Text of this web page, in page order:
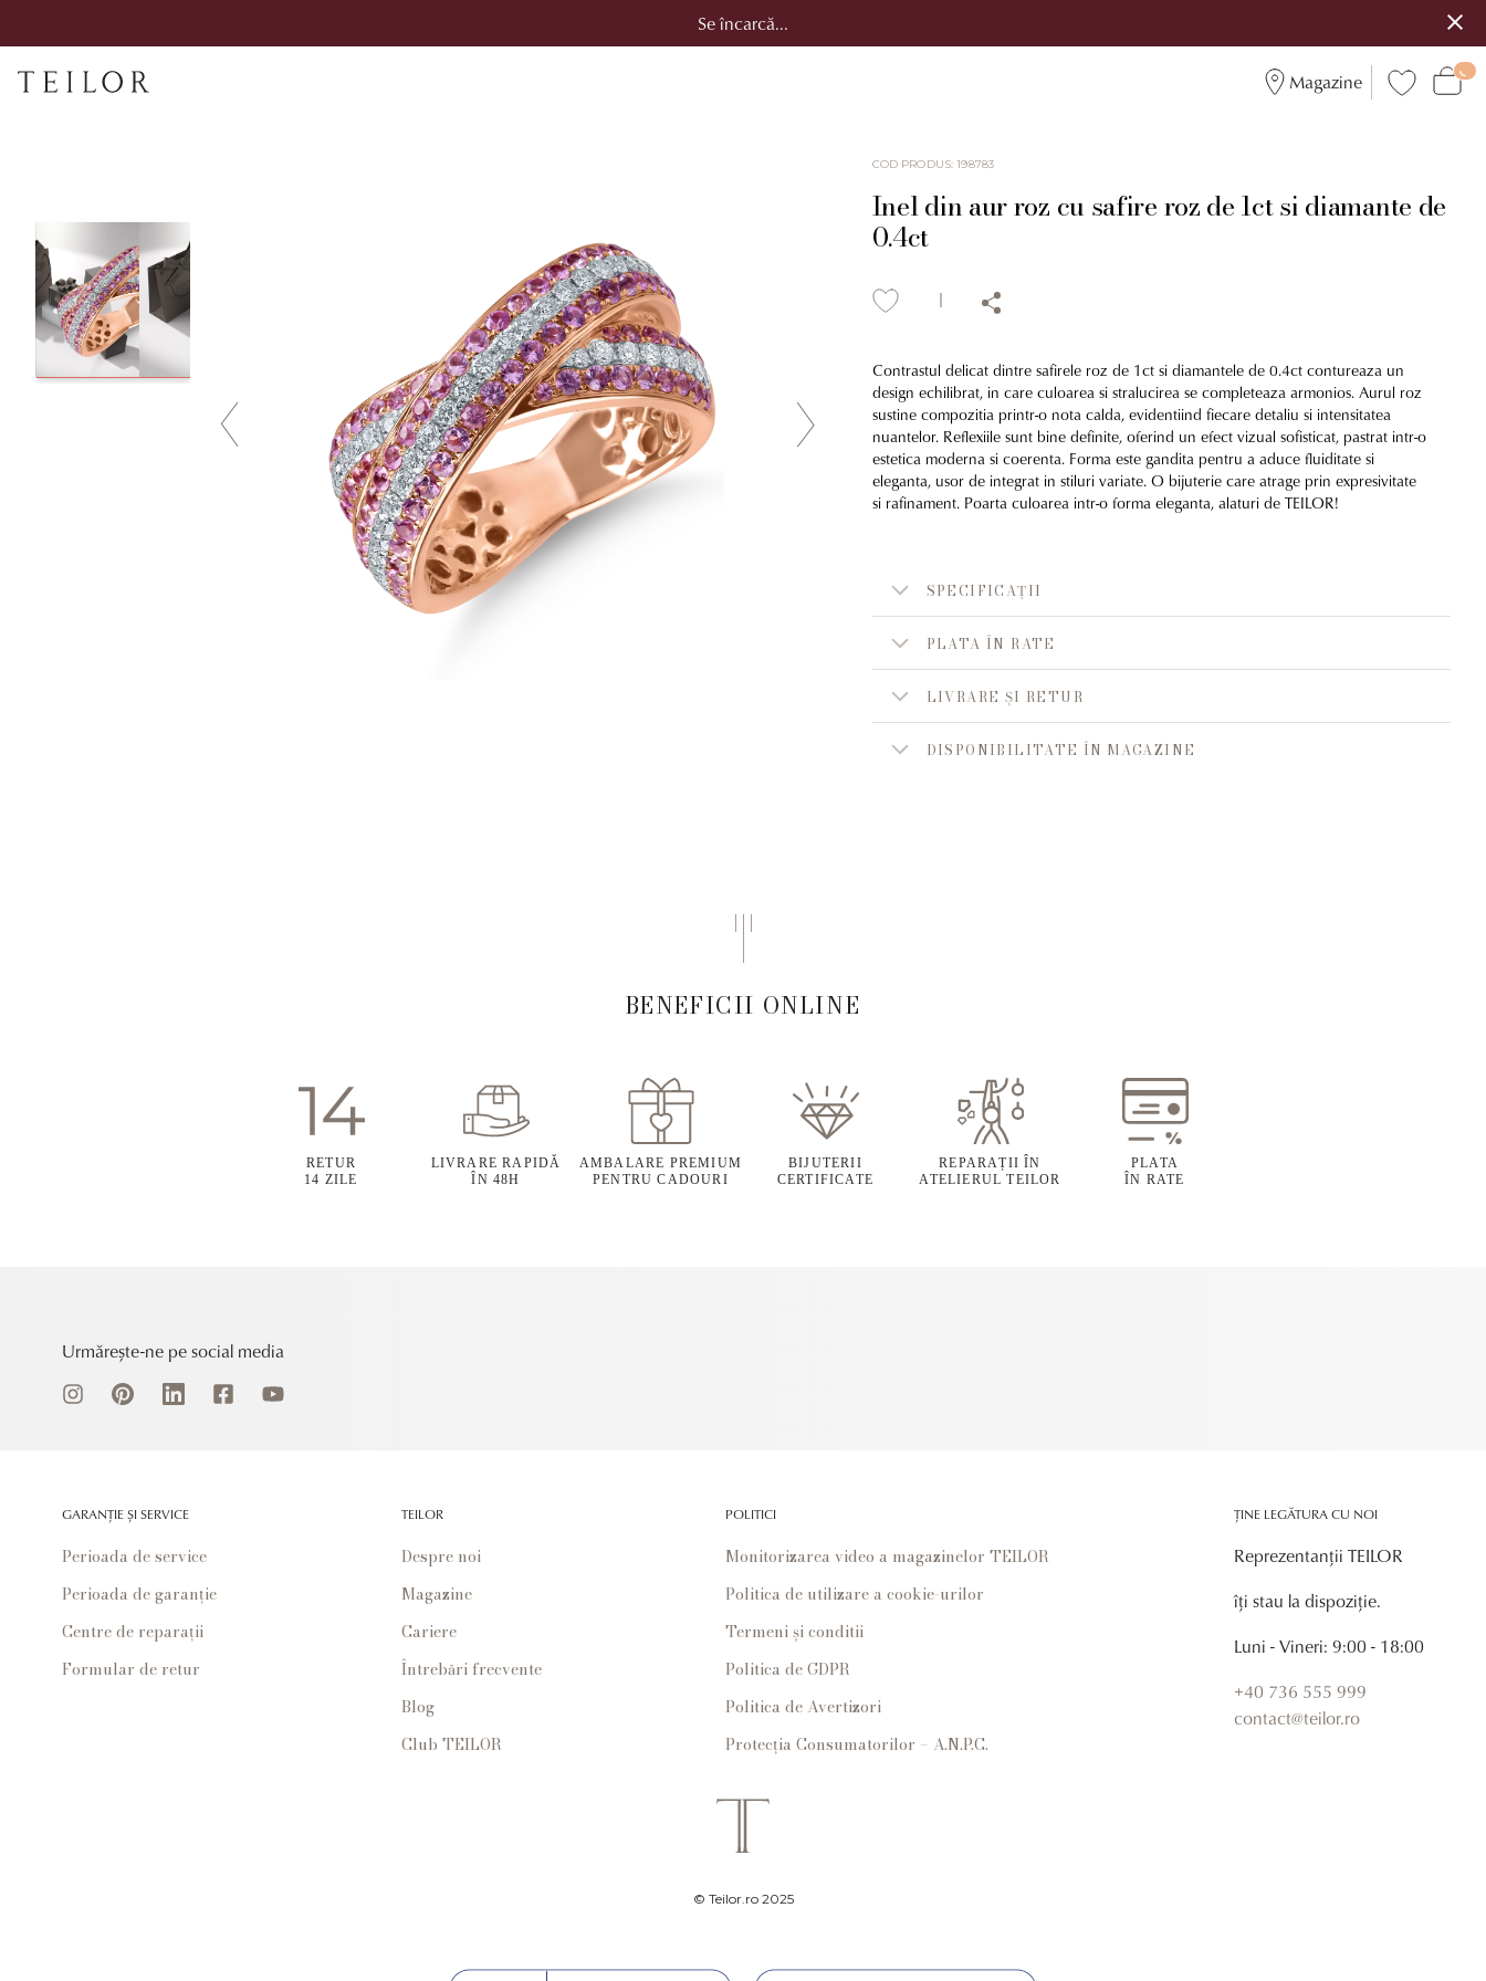
Se încarcă...
Magazine
COD PRODUS:198783
Inel din aur roz cu safire roz de 1ct si diamante de
0.4ct
Contrastul delicat dintre safirele roz de 1ct si diamantele de 0.4ct contureaza un
design echilibrat, in care culoarea si stralucirea se completeaza armonios. Aurul roz
sustine compozitia printr-o nota calda, evidentiind fiecare detaliu si intensitatea
nuantelor. Reflexiile sunt bine definite, oferind un efect vizual sofisticat, pastrat intr-o
estetica moderna si coerenta. Forma este gandita pentru a aduce fluiditate si
eleganta, usor de integrat in stiluri variate. O bijuterie care atrage prin expresivitate
si rafinament. Poarta culoarea intr-o forma eleganta, alaturi de TEILOR!
SPECIFICAȚII
PLATA ÎN RATE
LIVRARE ȘI RETUR
DISPONIBILITATE ÎN MAGAZINE
BENEFICII ONLINE
RETUR
14 ZILE
LIVRARE RAPIDĂ
ÎN 48H
AMBALARE PREMIUM
PENTRU CADOURI
BIJUTERII
CERTIFICATE
REPARAȚII ÎN
ATELIERUL TEILOR
PLATA
ÎN RATE
Urmărește-ne pe social media
GARANȚIE ȘI SERVICE
Perioada de service
Perioada de garanție
Centre de reparații
Formular de retur
TEILOR
Despre noi
Magazine
Cariere
Întrebări frecvente
Blog
Club TEILOR
POLITICI
Monitorizarea video a magazinelor TEILOR
Politica de utilizare a cookie-urilor
Termeni și conditii
Politica de GDPR
Politica de Avertizori
Protecția Consumatorilor – A.N.P.C.
ȚINE LEGĂTURA CU NOI
Reprezentanții TEILOR
îți stau la dispoziție.
Luni - Vineri: 9:00 - 18:00
+40 736 555 999
contact@teilor.ro
© Teilor.ro 2025